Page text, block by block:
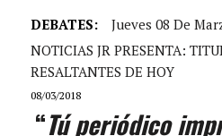
DEBATES:
Jueves 08 De
NOTICIAS JR PRESENTA:
RESALTANTES DE HOY
08/03/2018
“Tú periódico